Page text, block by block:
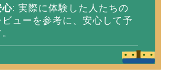
心: 実際に体験した人たちの
ビューを参考に、安心して予